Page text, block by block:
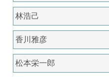
林浩己
香川雅彦
松本栄一郎